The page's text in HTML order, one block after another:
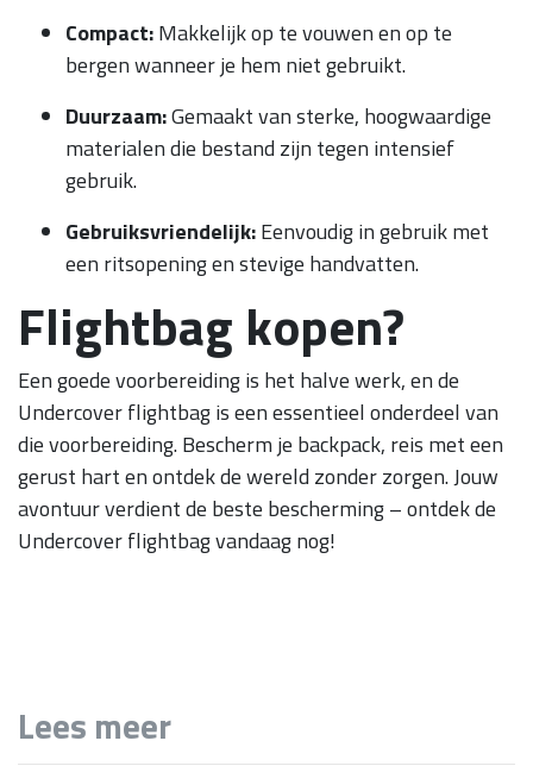
Compact:Makkelijk op te vouwen en op te
bergen wanneer je hem niet gebruikt.
Duurzaam:Gemaakt van sterke, hoogwaardige
materialen die bestand zijn tegen intensief
gebruik.
Gebruiksvriendelijk:Eenvoudig in gebruik met
een ritsopening en stevige handvatten.
Flightbag kopen?
Een goede voorbereiding is het halve werk, en de
Undercover flightbag is een essentieel onderdeel van
die voorbereiding. Bescherm je backpack, reis met een
gerust hart en ontdek de wereld zonder zorgen. Jouw
avontuur verdient de beste bescherming – ontdek de
Undercover flightbag vandaag nog!
Lees meer